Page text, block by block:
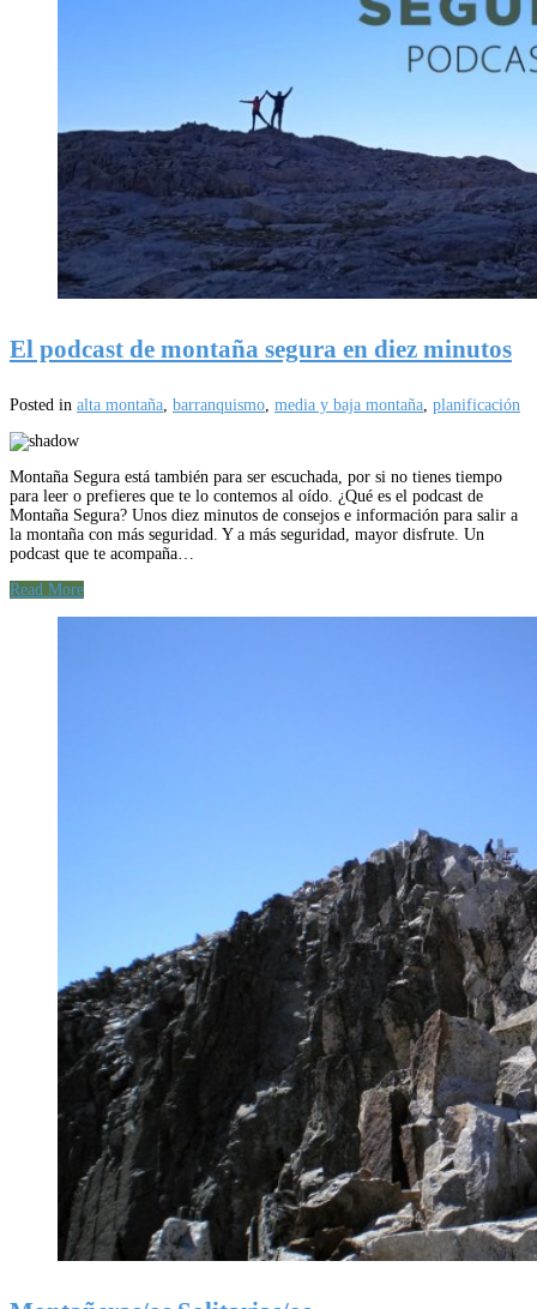
El podcast de montaña segura en diez minutos
Posted in alta montaña, barranquismo, media y baja montaña, planificación
Montaña Segura está también para ser escuchada, por si no tienes tiempo
para leer o prefieres que te lo contemos al oído. ¿Qué es el podcast de
Montaña Segura? Unos diez minutos de consejos e información para salir a
la montaña con más seguridad. Y a más seguridad, mayor disfrute. Un
podcast que te acompaña…
Read More